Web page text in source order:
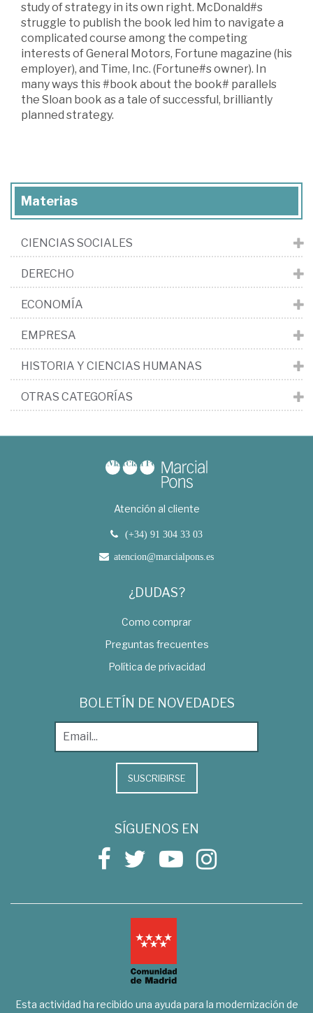
study of strategy in its own right. McDonald#s
struggle to publish the book led him to navigate a
complicated course among the competing
interests of General Motors, Fortune magazine (his
employer), and Time, Inc. (Fortune#s owner). In
many ways this #book about the book# parallels
the Sloan book as a tale of successful, brilliantly
planned strategy.
Materias
CIENCIAS SOCIALES
DERECHO
ECONOMÍA
EMPRESA
HISTORIA Y CIENCIAS HUMANAS
OTRAS CATEGORÍAS
Atención al cliente
(+34) 91 304 33 03
atencion@marcialpons.es
¿DUDAS?
Como comprar
Preguntas frecuentes
Política de privacidad
BOLETÍN DE NOVEDADES
SUSCRIBIRSE
SÍGUENOS EN
Esta actividad ha recibido una ayuda para la modernización de